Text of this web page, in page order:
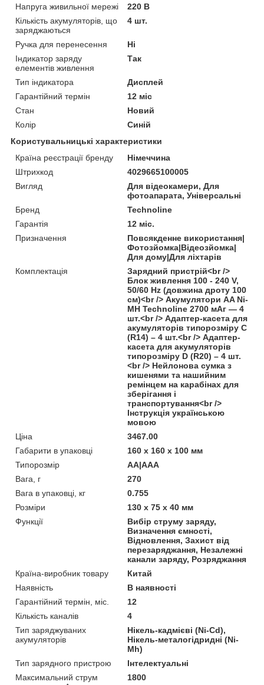
Напруга живильної мережі
220 В
Кількість акумуляторів, що
заряджаються
4 шт.
Ручка для перенесення
Ні
Індикатор заряду
елементів живлення
Так
Тип індикатора
Дисплей
Гарантійний термін
12 міс
Стан
Новий
Колір
Синій
Користувальницькі характеристики
Країна реєстрації бренду
Німеччина
Штрихкод
4029665100005
Вигляд
Для відеокамери, Для
фотоапарата, Універсальні
Бренд
Technoline
Гарантія
12 міс.
Призначення
Повсякденне використання|
Фотозйомка|Відеозйомка|
Для дому|Для ліхтарів
Комплектація
Зарядний пристрій<br />
Блок живлення 100 - 240 V,
50/60 Hz (довжина дроту 100
см)<br /> Акумулятори AA Ni-
MH Technoline 2700 мAг — 4
шт.<br /> Адаптер-касета для
акумуляторів типорозміру С
(R14) – 4 шт.<br /> Адаптер-
касета для акумуляторів
типорозміру D (R20) – 4 шт.
<br /> Нейлонова сумка з
кишенями та нашийним
ремінцем на карабінах для
зберігання і
транспортування<br />
Інструкція українською
мовою
Ціна
3467.00
Габарити в упаковці
160 х 160 х 100 мм
Типорозмір
AA|AAA
Вага, г
270
Вага в упаковці, кг
0.755
Розміри
130 х 75 х 40 мм
Функції
Вибір струму заряду,
Визначення ємності,
Відновлення, Захист від
перезаряджання, Незалежні
канали заряду, Розряджання
Країна-виробник товару
Китай
Наявність
В наявності
Гарантійний термін, міс.
12
Кількість каналів
4
Тип заряджуваних
акумуляторів
Нікель-кадмієві (Ni-Cd),
Нікель-металогідридні (Ni-
Mh)
Тип зарядного пристрою
Інтелектуальні
Максимальний струм
1800